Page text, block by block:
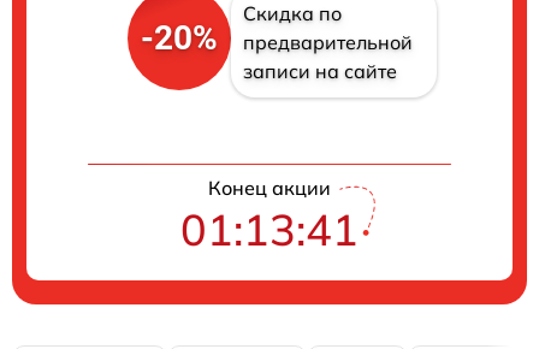
-20%
Скидка по
предварительной
записи на сайте
Конец акции
01:13:41